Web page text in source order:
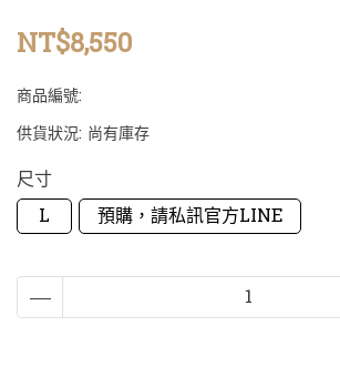
NT$8,550
商品編號:
供貨狀況: 尚有庫存
尺寸
L
預購，請私訊官方LINE